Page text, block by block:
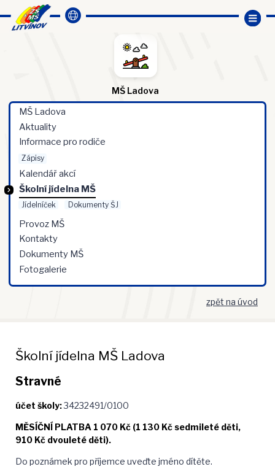
MŠ Ladova
MŠ Ladova
Aktuality
Informace pro rodiče
Zápisy
Kalendář akcí
Školní jídelna MŠ
Jídelníček Dokumenty ŠJ
Provoz MŠ
Kontakty
Dokumenty MŠ
Fotogalerie
zpět na úvod
Školní jídelna MŠ Ladova
Stravné
účet školy:34232491/0100
MĚSÍČNÍ PLATBA 1 070 Kč (1 130 Kč sedmileté děti,
910 Kč dvouleté děti).
Do poznámek pro příjemce uveďte jméno dítěte.